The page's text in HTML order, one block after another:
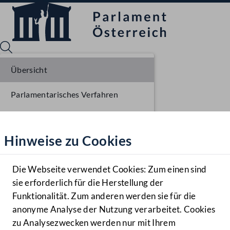
Hilfe
Benutzer
Navigationsmenü öffnen
MENÜ
Hinweise zu Cookies
Die Webseite verwendet Cookies: Zum einen sind
sie erforderlich für die Herstellung der
Funktionalität. Zum anderen werden sie für die
anonyme Analyse der Nutzung verarbeitet. Cookies
zu Analysezwecken werden nur mit Ihrem
Übersicht
Parlamentarisches Verfahren